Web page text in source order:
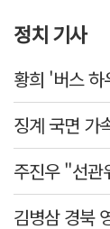
정치 기사
징계 국면 가